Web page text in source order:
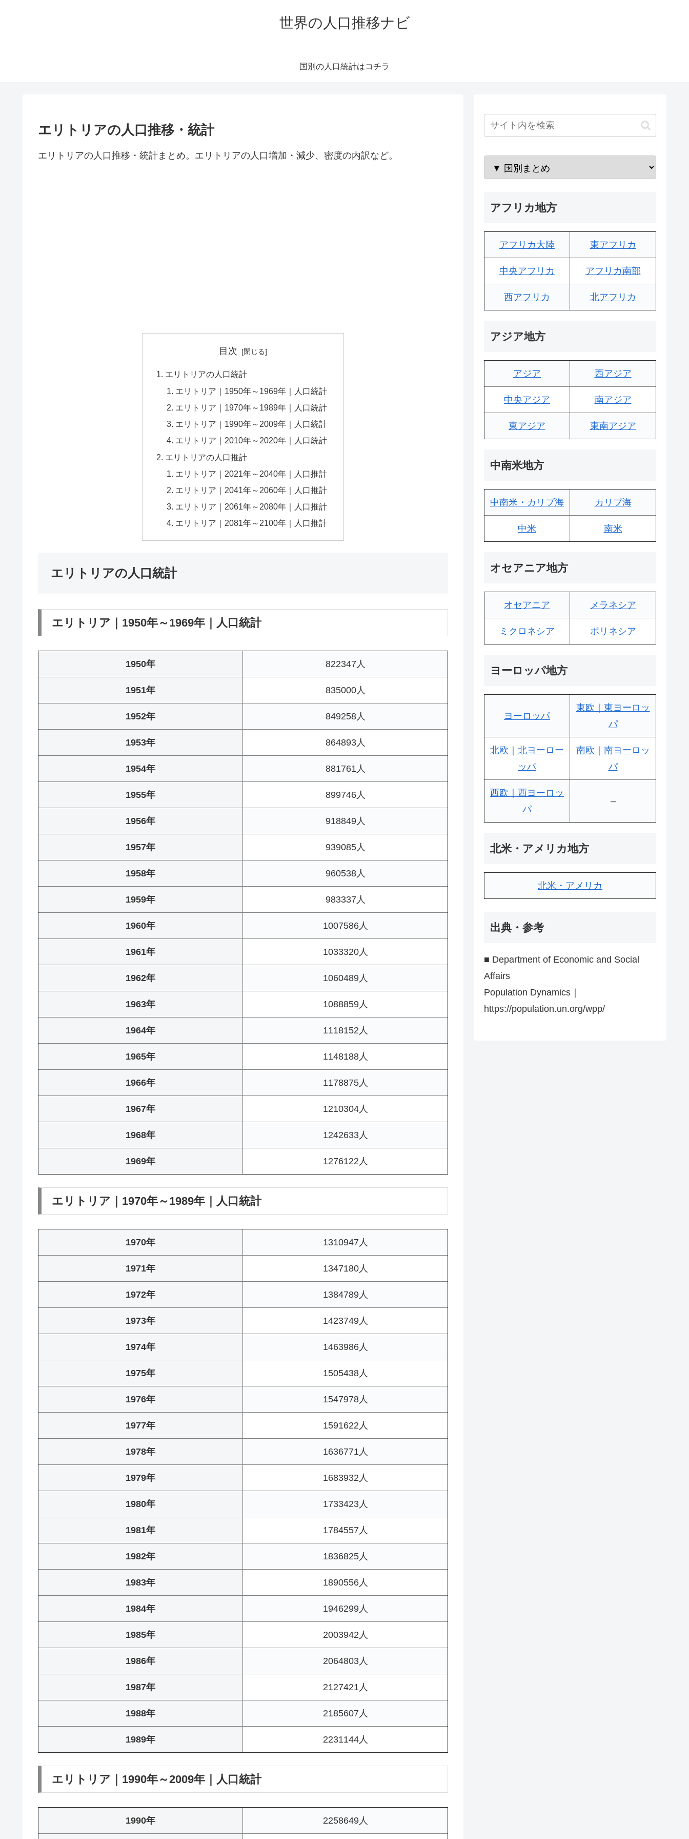
世界の人口推移ナビ
国別の人口統計はコチラ
エリトリアの人口推移・統計
エリトリアの人口推移・統計まとめ。エリトリアの人口増加・減少、密度の内訳など。
目次
エリトリアの人口統計
エリトリア｜1950年～1969年｜人口統計
エリトリア｜1970年～1989年｜人口統計
エリトリア｜1990年～2009年｜人口統計
エリトリア｜2010年～2020年｜人口統計
エリトリアの人口推計
エリトリア｜2021年～2040年｜人口推計
エリトリア｜2041年～2060年｜人口推計
エリトリア｜2061年～2080年｜人口推計
エリトリア｜2081年～2100年｜人口推計
エリトリアの人口統計
エリトリア｜1950年～1969年｜人口統計
1950年 822347人
1951年 835000人
1952年 849258人
1953年 864893人
1954年 881761人
1955年 899746人
1956年 918849人
1957年 939085人
1958年 960538人
1959年 983337人
1960年 1007586人
1961年 1033320人
1962年 1060489人
1963年 1088859人
1964年 1118152人
1965年 1148188人
1966年 1178875人
1967年 1210304人
1968年 1242633人
1969年 1276122人
エリトリア｜1970年～1989年｜人口統計
1970年 1310947人
1971年 1347180人
1972年 1384789人
1973年 1423749人
1974年 1463986人
1975年 1505438人
1976年 1547978人
1977年 1591622人
1978年 1636771人
1979年 1683932人
1980年 1733423人
1981年 1784557人
1982年 1836825人
1983年 1890556人
1984年 1946299人
1985年 2003942人
1986年 2064803人
1987年 2127421人
1988年 2185607人
1989年 2231144人
エリトリア｜1990年～2009年｜人口統計
1990年 2258649人
アフリカ地方
アフリカ大陸 東アフリカ
中央アフリカ アフリカ南部
西アフリカ 北アフリカ
アジア地方
アジア 西アジア
中央アジア 南アジア
東アジア 東南アジア
中南米地方
中南米・カリブ海 カリブ海
中米 南米
オセアニア地方
オセアニア メラネシア
ミクロネシア ポリネシア
ヨーロッパ地方
ヨーロッパ
東欧｜東ヨーロッ
パ
北欧｜北ヨーロー
ッパ
南欧｜南ヨーロッ
パ
西欧｜西ヨーロッ
パ
–
北米・アメリカ地方
北米・アメリカ
出典・参考
■ Department of Economic and Social
Affairs
Population Dynamics｜
https://population.un.org/wpp/